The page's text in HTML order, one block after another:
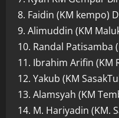
8. Faidin (KM kempo)
9. Alimuddin (KM
10. Randal Patisamba
11. Ibrahim Arifin (KM
12. Yakub (KM
13. Alamsyah (KM
14. M. Hariyadin (KM.